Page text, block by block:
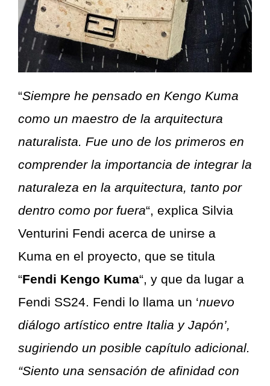
“Siempre he pensado en Kengo Kuma
como un maestro de la arquitectura
naturalista. Fue uno de los primeros en
comprender la importancia de integrar la
naturaleza en la arquitectura, tanto por
dentro como por fuera“, explica Silvia
Venturini Fendi acerca de unirse a
Kuma en el proyecto, que se titula
“Fendi Kengo Kuma“, y que da lugar a
Fendi SS24. Fendi lo llama un ‘nuevo
diálogo artístico entre Italia y Japón’,
sugiriendo un posible capítulo adicional.
“Siento una sensación de afinidad con